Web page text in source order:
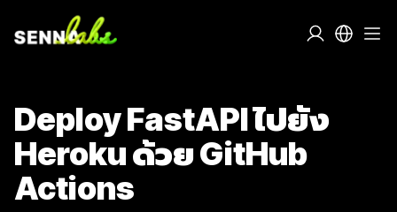
Deploy FastAPI ไปยัง
Heroku ด้วย GitHub
Actions